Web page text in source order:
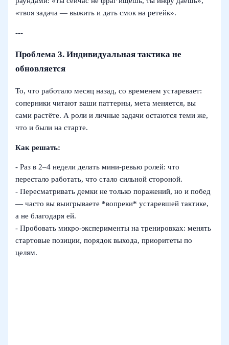
«твоя задача — выжить и дать смок на ретейк».
---
Проблема 3. Индивидуальная тактика не
обновляется
То, что работало месяц назад, со временем устаревает:
соперники читают ваши паттерны, мета меняется, вы
сами растёте. А роли и личные задачи остаются теми же,
что и были на старте.
Как решать:
- Раз в 2–4 недели делать мини‑ревью ролей: что
перестало работать, что стало сильной стороной.
- Пересматривать демки не только поражений, но и побед
— часто вы выигрываете *вопреки* устаревшей тактике,
а не благодаря ей.
- Пробовать микро‑эксперименты на тренировках: менять
стартовые позиции, порядок выхода, приоритеты по
целям.